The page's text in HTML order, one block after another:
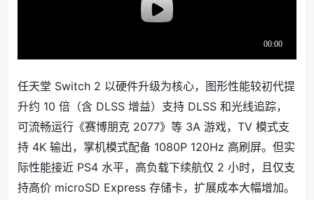
任天堂 Switch 2 以硬件升级为核心，图形性能较初代提
升约 10 倍（含 DLSS 增益）支持 DLSS 和光线追踪，
可流畅运行《赛博朋克 2077》等 3A 游戏，TV 模式支
持 4K 输出，掌机模式配备 1080P 120Hz 高刷屏。但实
际性能接近 PS4 水平，高负载下续航仅 2 小时，且仅支
持高价 microSD Express 存储卡，扩展成本大幅增加。